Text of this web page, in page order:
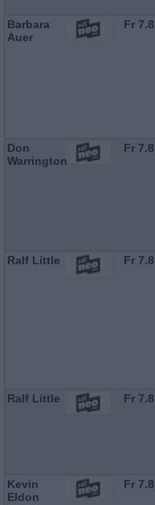
Barbara
Auer
Fr
Don
Warrington
Fr
Ralf Little Fr
Ralf Little Fr
Kevin
Eldon
Fr